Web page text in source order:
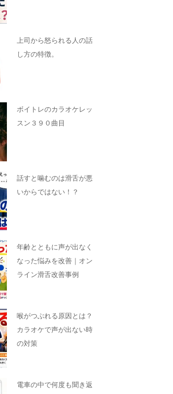
上司から怒られる人の話
し方の特徴。
ボイトレのカラオケレッ
スン３９０曲目
話すと噛むのは滑舌が悪
いからではない！？
年齢とともに声が出なく
なった悩みを改善｜オン
ライン滑舌改善事例
喉がつぶれる原因とは？
カラオケで声が出ない時
の対策
電車の中で何度も聞き返